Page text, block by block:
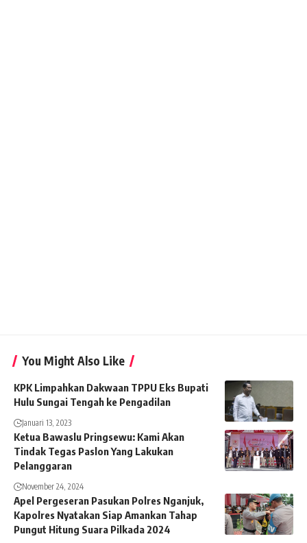
You Might Also Like
KPK Limpahkan Dakwaan TPPU Eks Bupati
Hulu Sungai Tengah ke Pengadilan
Januari 13, 2023
Ketua Bawaslu Pringsewu: Kami Akan
Tindak Tegas Paslon Yang Lakukan
Pelanggaran
November 24, 2024
Apel Pergeseran Pasukan Polres Nganjuk,
Kapolres Nyatakan Siap Amankan Tahap
Pungut Hitung Suara Pilkada 2024